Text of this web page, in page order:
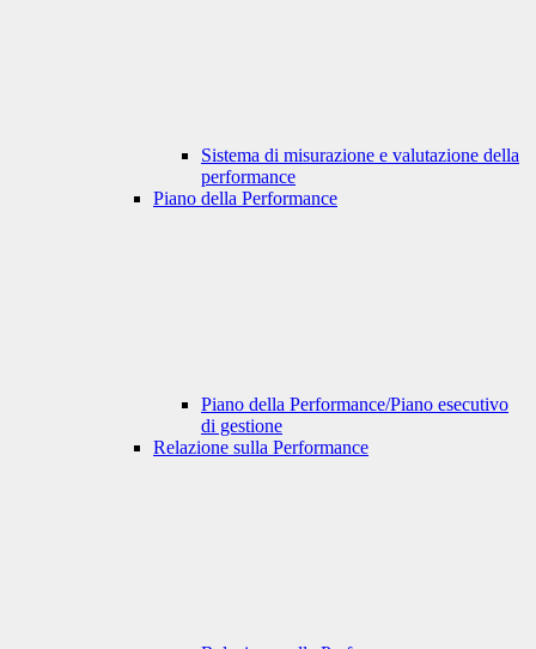
Sistema di misurazione e valutazione della
performance
Piano della Performance
Piano della Performance/Piano esecutivo
di gestione
Relazione sulla Performance